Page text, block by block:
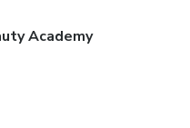
ativos, ácido
labial regenera e
hiper hidratados, macios
a amenizar as
Academy